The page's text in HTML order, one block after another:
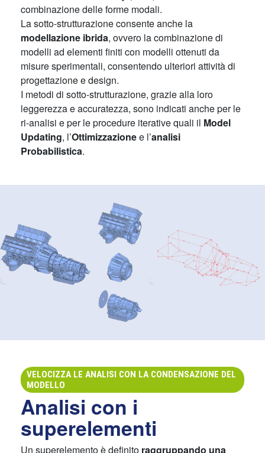
combinazione delle forme modali.
La sotto-strutturazione consente anche la
modellazione ibrida, ovvero la combinazione di
modelli ad elementi finiti con modelli ottenuti da
misure sperimentali, consentendo ulteriori attività di
progettazione e design.
I metodi di sotto-strutturazione, grazie alla loro
leggerezza e accuratezza, sono indicati anche per le
ri-analisi e per le procedure iterative quali il Model
Updating, l’Ottimizzazionee l’analisi
Probabilistica.
VELOCIZZA LE ANALISI CON LA CONDENSAZIONE DEL
MODELLO
Analisi con i
superelementi
Un superelemento è definito raggruppando una